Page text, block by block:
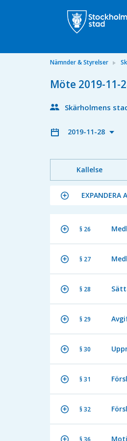
Nämnder & Styrelser
Möte 2019-11-
Skärholmens
2019-11-28
Kallelse
EXPANDERA
§ 26
§ 27
§ 28
§ 29
§ 30
§ 31
§ 32
§ 36